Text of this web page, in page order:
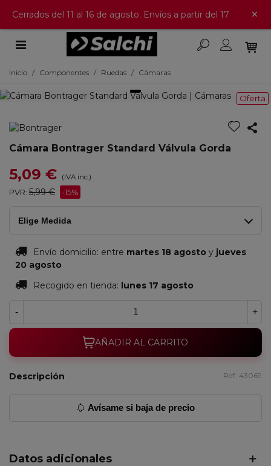
Cerrados del 11 al 16 de agosto. Envíos a partir del 17 ×
Inicio / Componentes / Ruedas / Cámaras
Oferta
Cámara Bontrager Standard Válvula Gorda
5,09 € (IVA inc.)
PVR: 5,99 € -15%
Elige Medida
Envío domicilio: entre martes 18 agosto y jueves
20 agosto
Recogido en tienda: lunes 17 agosto
- +
AÑADIR AL CARRITO
Descripción Ref: 43069
Avísame si baja de precio
Datos adicionales